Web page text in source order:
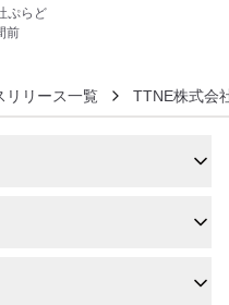
Mon Temps AWAJIの連泊
ラン
ぷらど
前
リリース一覧 TTNE株式会